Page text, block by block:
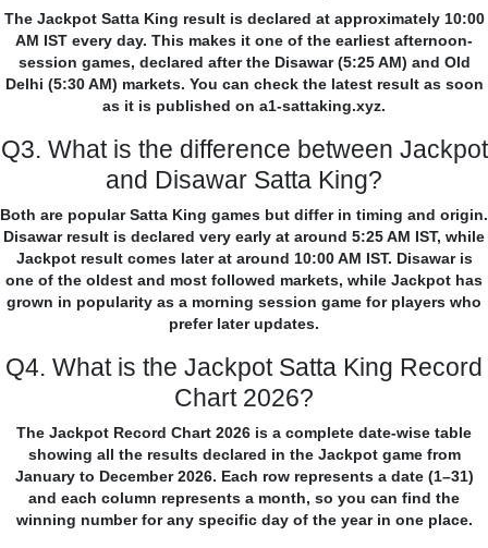
The Jackpot Satta King result is declared at approximately 10:00
AM IST every day. This makes it one of the earliest afternoon-
session games, declared after the Disawar (5:25 AM) and Old
Delhi (5:30 AM) markets. You can check the latest result as soon
as it is published on a1-sattaking.xyz.
Q3. What is the difference between Jackpot
and Disawar Satta King?
Both are popular Satta King games but differ in timing and origin.
Disawar result is declared very early at around 5:25 AM IST, while
Jackpot result comes later at around 10:00 AM IST. Disawar is
one of the oldest and most followed markets, while Jackpot has
grown in popularity as a morning session game for players who
prefer later updates.
Q4. What is the Jackpot Satta King Record
Chart 2026?
The Jackpot Record Chart 2026 is a complete date-wise table
showing all the results declared in the Jackpot game from
January to December 2026. Each row represents a date (1–31)
and each column represents a month, so you can find the
winning number for any specific day of the year in one place.